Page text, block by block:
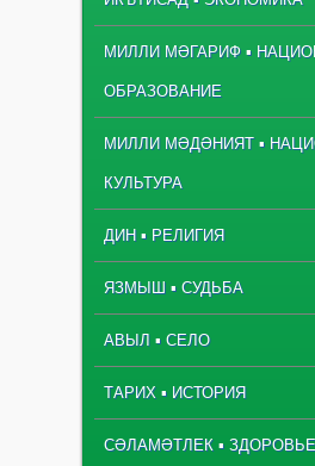
МИЛЛИ МӘГАРИФ ▪
ОБРАЗОВАНИЕ
МИЛЛИ МӘДӘНИЯТ ▪
КУЛЬТУРА
ДИН ▪ РЕЛИГИЯ
ЯЗМЫШ ▪ СУДЬБА
АВЫЛ ▪ СЕЛО
ТАРИХ ▪ ИСТОРИЯ
СӘЛАМӘТЛЕК ▪ ЗДОРОВЬЕ